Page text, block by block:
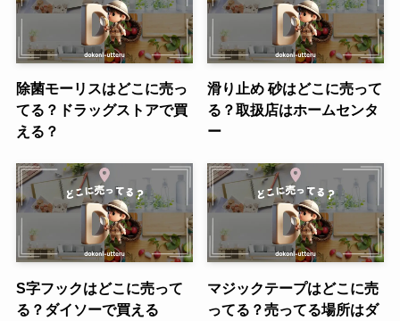
除菌モーリスはどこに売っ
てる？ドラッグストアで買
える？
滑り止め 砂はどこに売って
る？取扱店はホームセンタ
ー
S字フックはどこに売って
る？ダイソーで買える
マジックテープはどこに売
ってる？売ってる場所はダ